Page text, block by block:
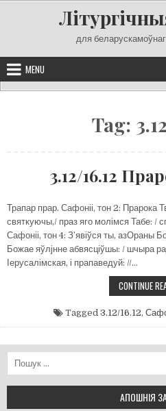
для
MENU
Tag:
3.12/16.12
Трапар прар. Сафоніі, тон 2: Прарока
святкуючы,/ праз яго молімся Табе: /
Сафоніі, тон 4: З’явіўся ты, азОраны
Божае яўлјнне абвясціўшы: / шчыра
Іерусалімская, і прапаведуй: //…
CONTINUE
Tagged 3.12/16.12,
Пошук:
АПОШНІЯ